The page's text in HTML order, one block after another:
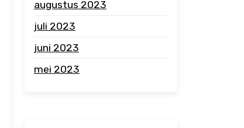
augustus 2023
juli 2023
juni 2023
mei 2023